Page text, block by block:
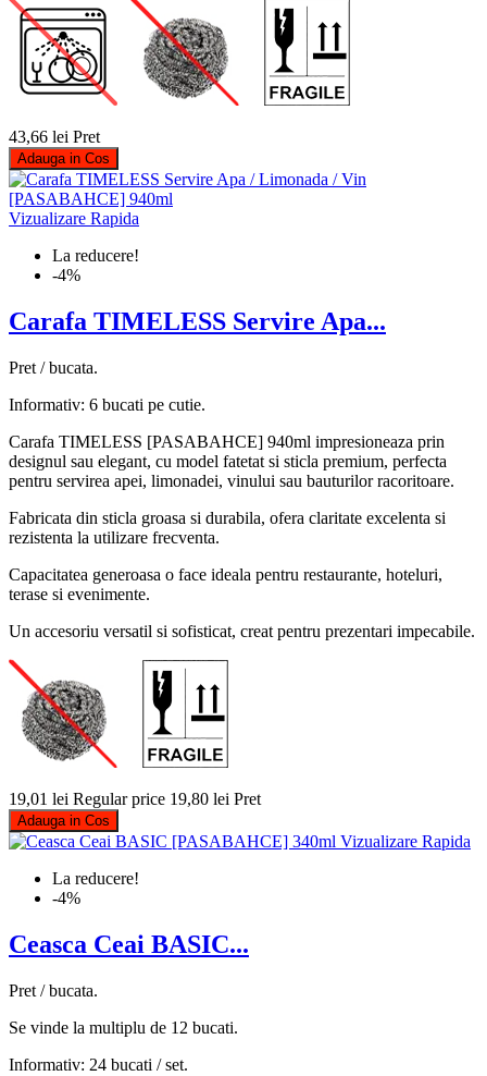
43,66 lei Pret
Adauga in Cos
Vizualizare Rapida
La reducere!
-4%
Carafa TIMELESS Servire Apa...
Pret / bucata.
Informativ: 6 bucati pe cutie.
Carafa TIMELESS [PASABAHCE] 940ml impresioneaza prin
designul sau elegant, cu model fatetat si sticla premium, perfecta
pentru servirea apei, limonadei, vinului sau bauturilor racoritoare.
Fabricata din sticla groasa si durabila, ofera claritate excelenta si
rezistenta la utilizare frecventa.
Capacitatea generoasa o face ideala pentru restaurante, hoteluri,
terase si evenimente.
Un accesoriu versatil si sofisticat, creat pentru prezentari impecabile.
19,01 lei Regular price 19,80 lei Pret
Adauga in Cos
Vizualizare Rapida
La reducere!
-4%
Ceasca Ceai BASIC...
Pret / bucata.
Se vinde la multiplu de 12 bucati.
Informativ: 24 bucati / set.